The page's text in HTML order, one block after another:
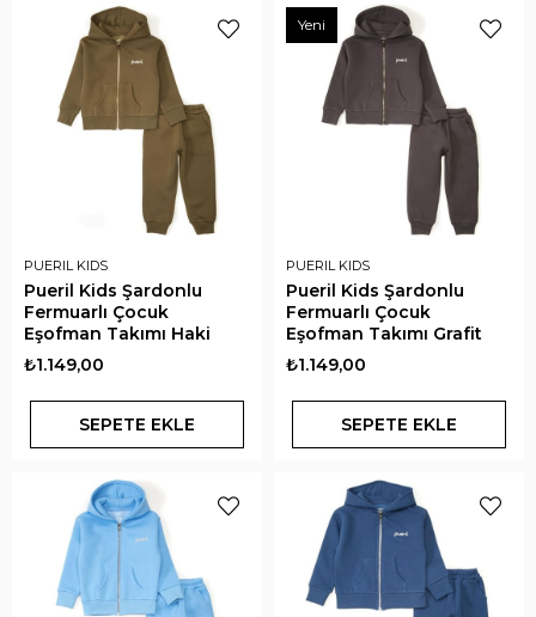
PUERIL KIDS
Pueril Kids Şardonlu
Fermuarlı Çocuk
Eşofman Takımı Haki
₺1.149,00
SEPETE EKLE
PUERIL KIDS
Pueril Kids Şardonlu
Fermuarlı Çocuk
Eşofman Takımı Grafit
₺1.149,00
SEPETE EKLE
Yeni